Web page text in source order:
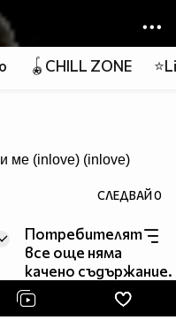
🪀CHILL ZONE
ме (inlove) (inlove)
СЛЕДВАЙ0
Потребителят
все още няма
качено съдържание.